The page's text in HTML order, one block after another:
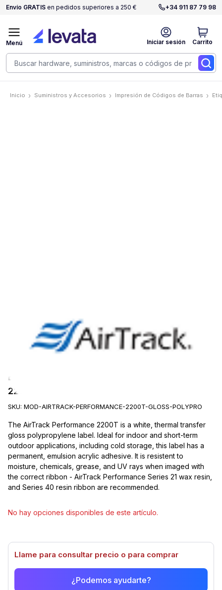
Envío GRATIS en pedidos superiores a 250 € +34 911 87 79 98
Iniciar sesión Carrito
Menú
Inicio Suministros y Accesorios Impresión de Códigos de Barras
Etiquetas AirTrack AIRTRACK-PERFORMANCE-
2200T-GLOSS-POLYPRO
SKU: MOD-AIRTRACK-PERFORMANCE-2200T-GLOSS-POLYPRO
The AirTrack Performance 2200T is a white, thermal transfer
gloss polypropylene label. Ideal for indoor and short-term
outdoor applications, including cold storage, this label has a
permanent, emulsion acrylic adhesive. It is resistent to
moisture, chemicals, grease, and UV rays when imaged with
the correct ribbon - AirTrack Performance Series 21 wax resin,
and Series 40 resin ribbon are recommended.
Seleccionar modelo
No hay opciones disponibles de este artículo.
Llame para consultar precio o para comprar
¿Podemos ayudarte?